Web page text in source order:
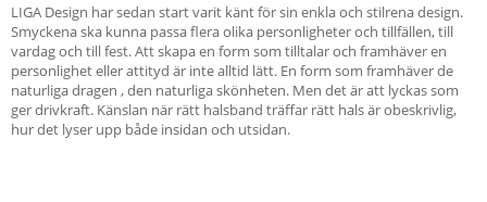
LIGA Design har sedan start varit känt för sin enkla och stilrena design.
Smyckena ska kunna passa flera olika personligheter och tillfällen, till
vardag och till fest. Att skapa en form som tilltalar och framhäver en
personlighet eller attityd är inte alltid lätt. En form som framhäver de
naturliga dragen , den naturliga skönheten. Men det är att lyckas som
ger drivkraft. Känslan när rätt halsband träffar rätt hals är obeskrivlig,
hur det lyser upp både insidan och utsidan.